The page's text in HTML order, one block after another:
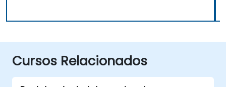
Cursos Relacionados